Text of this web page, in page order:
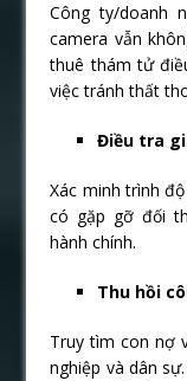
Công ty/doanh
camera vẫn
thuê thám tử
việc tránh thất
Điều tra
Xác minh trình
có gặp gỡ đối
hành chính.
Thu hồi
Truy tìm con nợ
nghiệp và dân